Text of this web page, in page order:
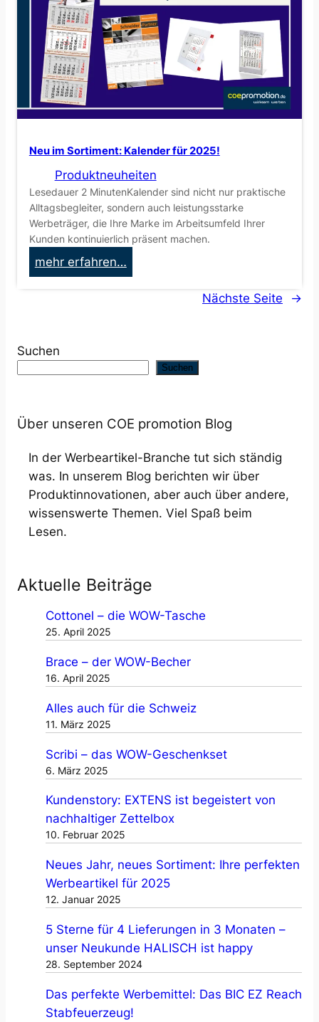
n
e
l
l
e
W
r
b
e
a
r
t
i
w
e
r
t
i
g
e
d
u
k
l
t
c
k
e
:
b
n
g
,
e
„
M
s
t
ä
b
e
e
t
z
t
!
Neu im Sortiment: Kalender für 2025!
Produktneuheiten
Lesedauer 2 MinutenKalender sind nicht nur praktische
Alltagsbegleiter, sondern auch leistungsstarke
Werbeträger, die Ihre Marke im Arbeitsumfeld Ihrer
Kunden kontinuierlich präsent machen.
mehr erfahren…:
N
S
t
m
e
n
t
a
l
e
e
r
f
2
0
2
5
Nächste Seite →
Suchen
Suchen
Über unseren COE promotion Blog
In der Werbeartikel-Branche tut sich ständig
was. In unserem Blog berichten wir über
Produktinnovationen, aber auch über andere,
wissenswerte Themen. Viel Spaß beim
Lesen.
Aktuelle Beiträge
Cottonel – die WOW-Tasche
25. April 2025
Brace – der WOW-Becher
16. April 2025
Alles auch für die Schweiz
11. März 2025
Scribi – das WOW-Geschenkset
6. März 2025
Kundenstory: EXTENS ist begeistert von
nachhaltiger Zettelbox
10. Februar 2025
Neues Jahr, neues Sortiment: Ihre perfekten
Werbeartikel für 2025
12. Januar 2025
5 Sterne für 4 Lieferungen in 3 Monaten –
unser Neukunde HALISCH ist happy
28. September 2024
Das perfekte Werbemittel: Das BIC EZ Reach
Stabfeuerzeug!